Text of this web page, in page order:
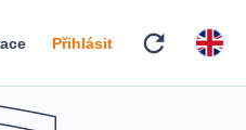
Přihlásit refresh